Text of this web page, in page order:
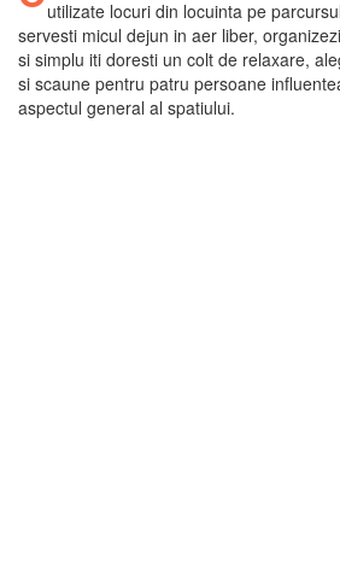
utilizate locuri din locuinta pe
servesti micul dejun in aer liber,
si simplu iti doresti un colt de relaxare,
si scaune pentru patru persoane
aspectul general al spatiului.